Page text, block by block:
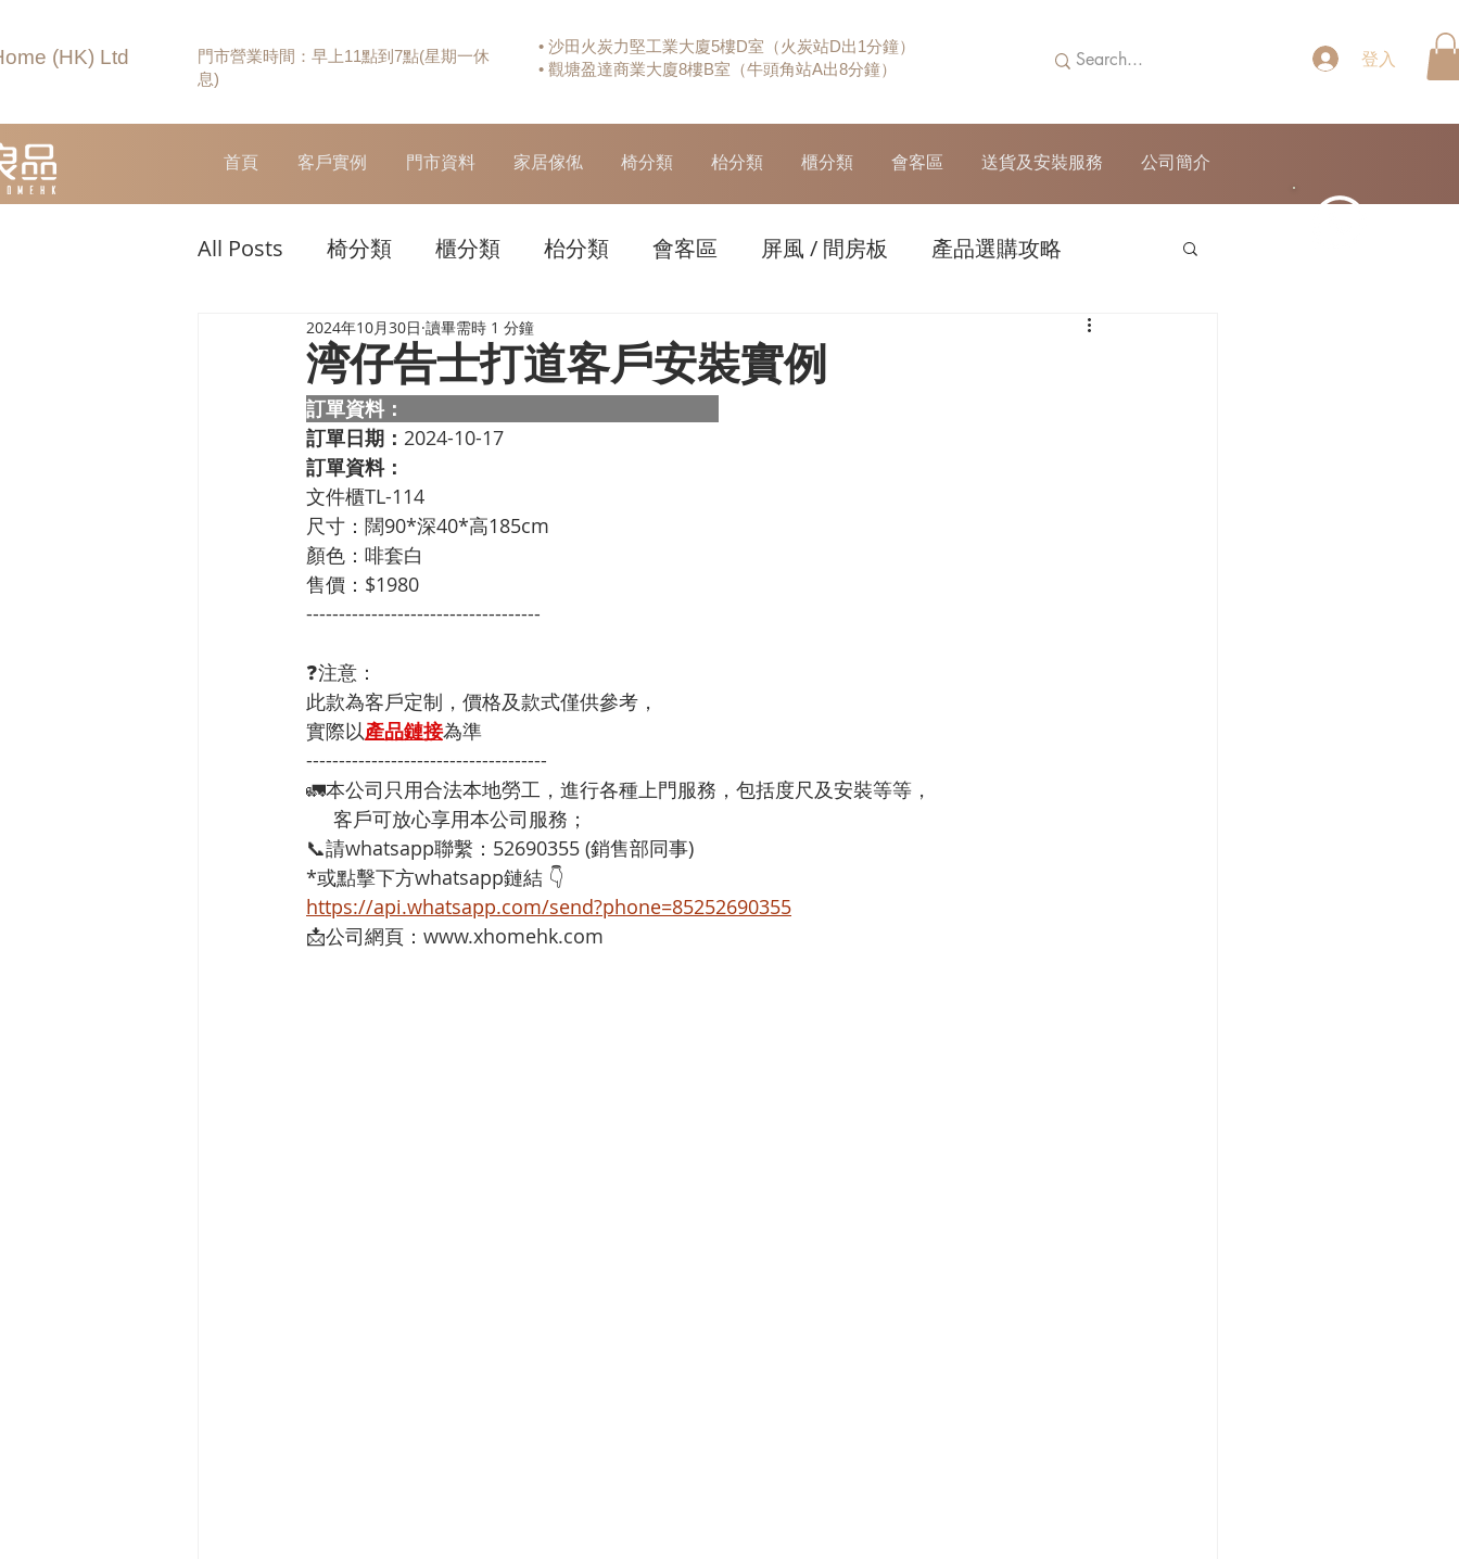
(HK) Ltd
門市營業時間：早上11點到7點(星期一休
息)
• 沙田火炭力堅工業大廈5樓D室（火炭站D出1分鐘）
• 觀塘盈達商業大廈8樓B室（牛頭角站A出8分鐘）
登入
首頁 客戶實例 門市資料 家居傢俬 椅分類 枱分類 櫃分類 會客區 送貨及安裝服務 公司簡介
All Posts 椅分類 櫃分類 枱分類 會客區 屏風 / 間房板 產品選購攻略
湾仔告士打道客戶安裝實例
2024年10月30日 讀畢需時 1 分鐘
訂單資料：
訂單日期： 2024-10-17
訂單資料：
文件櫃TL-114
尺寸：闊90*深40*高185cm
顏色：啡套白
售價：$1980
------------------------------------
❓注意：
此款為客戶定制，價格及款式僅供參考，
實際以產品鏈接為準
-------------------------------------
🚛本公司只用合法本地勞工，進行各種上門服務，包括度尺及安裝等等，
     客戶可放心享用本公司服務；
📞請whatsapp聯繫：52690355 (銷售部同事)
*或點擊下方whatsapp鏈結 👇
https://api.whatsapp.com/send?phone=85252690355
📩公司網頁：www.xhomehk.com